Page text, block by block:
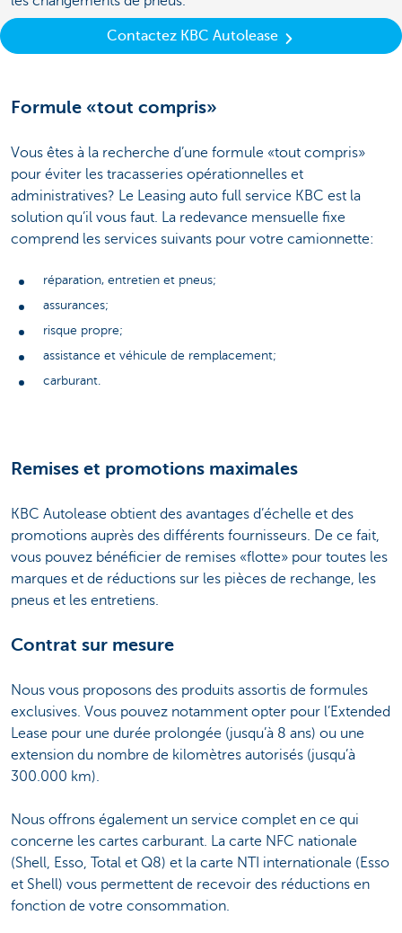
Contactez KBC Autolease
Formule «tout compris»
Vous êtes à la recherche d’une formule «tout compris»
pour éviter les tracasseries opérationnelles et
administratives? Le Leasing auto full service KBC est la
solution qu’il vous faut. La redevance mensuelle fixe
comprend les services suivants pour votre camionnette:
réparation, entretien et pneus;
assurances;
risque propre;
assistance et véhicule de remplacement;
carburant.
Remises et promotions maximales
KBC Autolease obtient des avantages d’échelle et des
promotions auprès des différents fournisseurs. De ce fait,
vous pouvez bénéficier de remises «flotte» pour toutes les
marques et de réductions sur les pièces de rechange, les
pneus et les entretiens.
Contrat sur mesure
Nous vous proposons des produits assortis de formules
exclusives. Vous pouvez notamment opter pour l’Extended
Lease pour une durée prolongée (jusqu’à 8 ans) ou une
extension du nombre de kilomètres autorisés (jusqu’à
300.000 km).
Nous offrons également un service complet en ce qui
concerne les cartes carburant. La carte NFC nationale
(Shell, Esso, Total et Q8) et la carte NTI internationale (Esso
et Shell) vous permettent de recevoir des réductions en
fonction de votre consommation.